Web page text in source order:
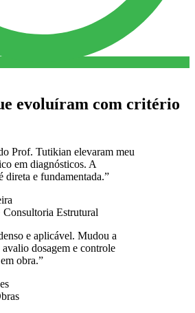
evoluíram com critério
Prof. Tutikian elevaram meu
em diagnósticos. A
direta e fundamentada.”
Estrutural
e aplicável. Mudou a
dosagem e controle
obra.”